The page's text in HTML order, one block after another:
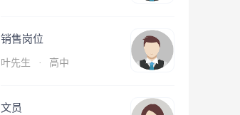
销售岗位
叶先生 · 高中
文员